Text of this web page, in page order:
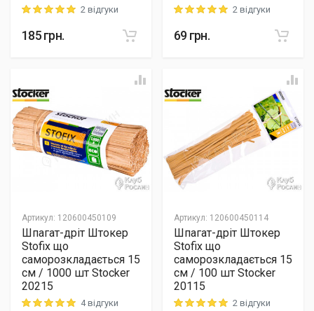
Rating: 5 out of 52 відгуки
185грн.
Rating: 5 out of 52 відгуки
69 грн.
Артикул: 120600450109
Шпагат-дріт Штокер
Stofix що
саморозкладається 15
см / 1000 шт Stocker
20215
Rating: 5 out of 54 відгуки
Артикул: 120600450114
Шпагат-дріт Штокер
Stofix що
саморозкладається 15
см / 100 шт Stocker
20115
Rating: 5 out of 52 відгуки